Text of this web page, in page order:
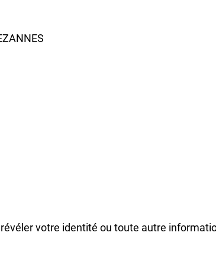
votre identité ou toute autre